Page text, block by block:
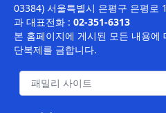
03384) 서울특별시 은평구 은평로
과 대표전화 : 02-351-6313
본 홈페이지에 게시된 모든 내용에
단복제를 금합니다.
패밀리 사이트 이동